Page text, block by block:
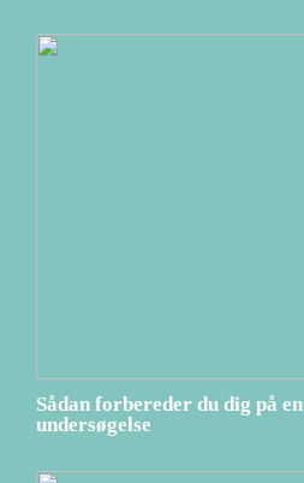
Sådan forbereder du dig på
undersøgelse